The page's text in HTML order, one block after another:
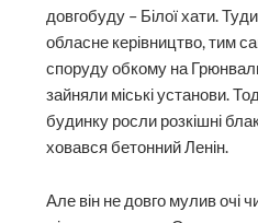
довгобуду – Білої хати.
обласне керівництво, тим
споруду обкому на
зайняли міські установи.
будинку росли розкішні
ховався бетонний Ленін.
Але він не довго мулив очі